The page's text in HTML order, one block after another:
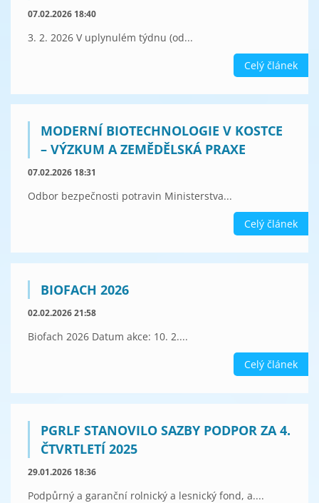
07.02.2026 18:40
3. 2. 2026 V uplynulém týdnu (od...
Celý článek
MODERNÍ BIOTECHNOLOGIE V KOSTCE
– VÝZKUM A ZEMĚDĚLSKÁ PRAXE
07.02.2026 18:31
Odbor bezpečnosti potravin Ministerstva...
Celý článek
BIOFACH 2026
02.02.2026 21:58
Biofach 2026 Datum akce: 10. 2....
Celý článek
PGRLF STANOVILO SAZBY PODPOR ZA 4.
ČTVRTLETÍ 2025
29.01.2026 18:36
Podpůrný a garanční rolnický a lesnický fond, a....